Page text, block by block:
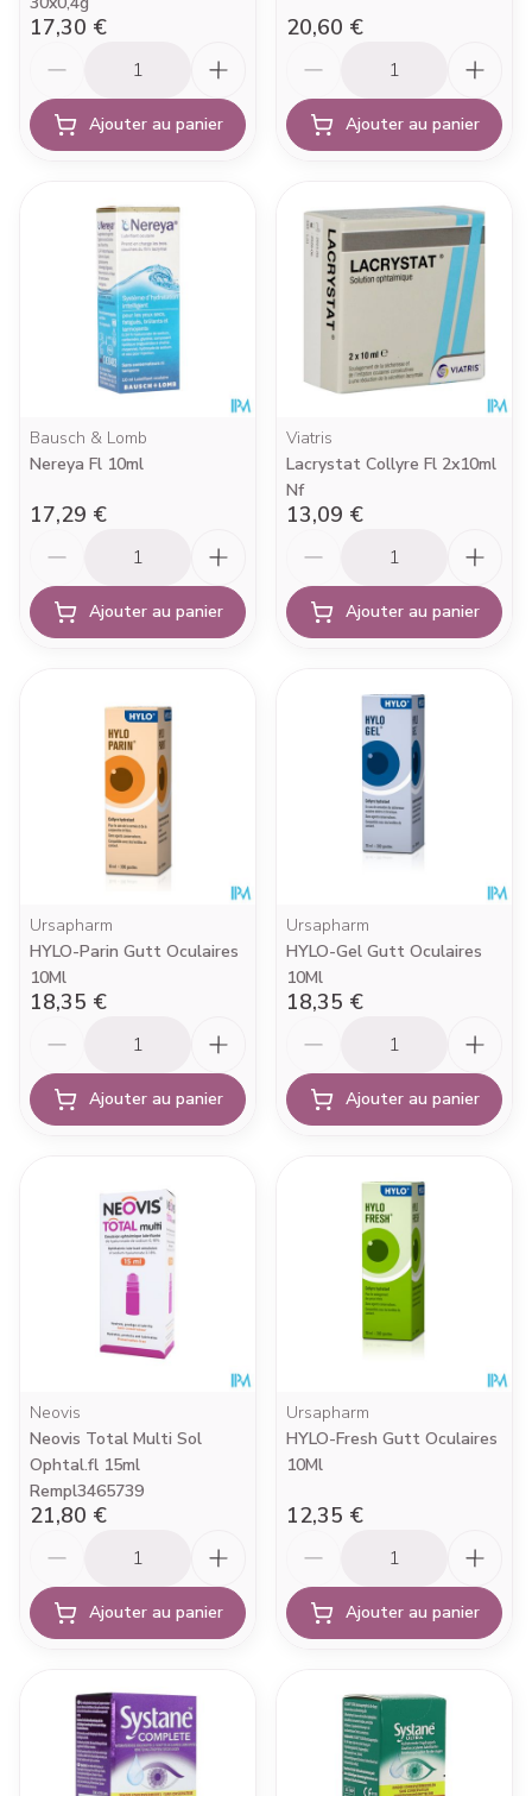
17,30 €
Ajouter au panier
20,60 €
Ajouter au panier
Bausch & Lomb
Nereya Fl 10ml
17,29 €
Ajouter au panier
Viatris
Lacrystat Collyre Fl 2x10ml
Nf
13,09 €
Ajouter au panier
Ursapharm
HYLO-Parin Gutt Oculaires
10Ml
18,35 €
Ajouter au panier
Ursapharm
HYLO-Gel Gutt Oculaires
10Ml
18,35 €
Ajouter au panier
Neovis
Neovis Total Multi Sol
Ophtal.fl 15ml
Rempl3465739
21,80 €
Ajouter au panier
Ursapharm
HYLO-Fresh Gutt Oculaires
10Ml
12,35 €
Ajouter au panier